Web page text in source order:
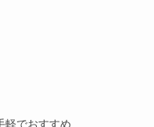
軽でおすすめ